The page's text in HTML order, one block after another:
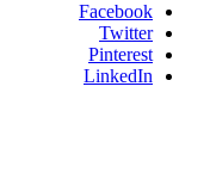
Facebook
Twitter
Pinterest
LinkedIn